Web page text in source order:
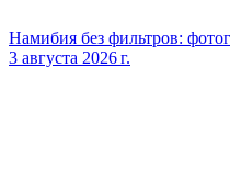
Намибия без фильтров:
3 августа 2026 г.